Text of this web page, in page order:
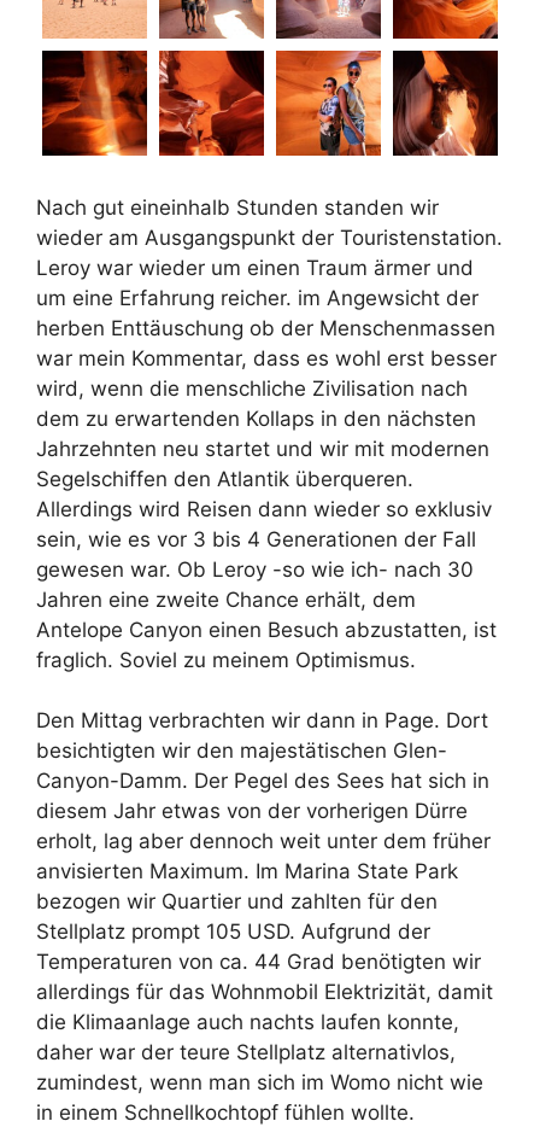
Nach gut eineinhalb Stunden standen wir
wieder am Ausgangspunkt der Touristenstation.
Leroy war wieder um einen Traum ärmer und
um eine Erfahrung reicher. im Angewsicht der
herben Enttäuschung ob der Menschenmassen
war mein Kommentar, dass es wohl erst besser
wird, wenn die menschliche Zivilisation nach
dem zu erwartenden Kollaps in den nächsten
Jahrzehnten neu startet und wir mit modernen
Segelschiffen den Atlantik überqueren.
Allerdings wird Reisen dann wieder so exklusiv
sein, wie es vor 3 bis 4 Generationen der Fall
gewesen war. Ob Leroy -so wie ich- nach 30
Jahren eine zweite Chance erhält, dem
Antelope Canyon einen Besuch abzustatten, ist
fraglich. Soviel zu meinem Optimismus.
Den Mittag verbrachten wir dann in Page. Dort
besichtigten wir den majestätischen Glen-
Canyon-Damm. Der Pegel des Sees hat sich in
diesem Jahr etwas von der vorherigen Dürre
erholt, lag aber dennoch weit unter dem früher
anvisierten Maximum. Im Marina State Park
bezogen wir Quartier und zahlten für den
Stellplatz prompt 105 USD. Aufgrund der
Temperaturen von ca. 44 Grad benötigten wir
allerdings für das Wohnmobil Elektrizität, damit
die Klimaanlage auch nachts laufen konnte,
daher war der teure Stellplatz alternativlos,
zumindest, wenn man sich im Womo nicht wie
in einem Schnellkochtopf fühlen wollte.